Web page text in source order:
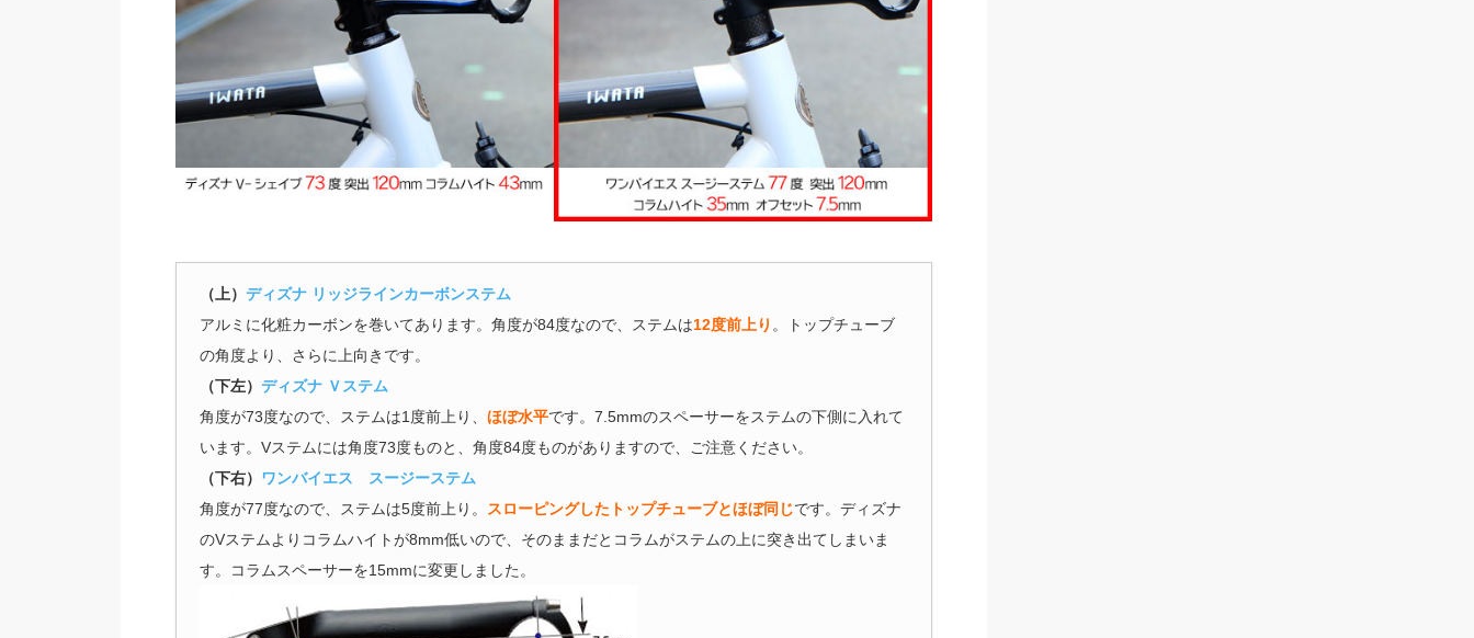
（上） ディズナ リッジラインカーボンステム
アルミに化粧カーボンを巻いてあります。角度が84度なので、ステムは12度前上り 。トップチューブ
の角度より、さらに上向きです。
（下左） ディズナ Ｖステム
角度が73度なので、ステムは1度前上り、 ほぼ水平です。7.5mmのスペーサーをステムの下側に入れて
います。Vステムには角度73度ものと、角度84度ものがありますので、ご注意ください。
（下右）
ワンバイエス スージーステム
角度が77度なので、ステムは5度前上り。
スローピングしたトップチューブとほぼ同じです。ディズナ
のVステムよりコラムハイトが8mm低いので、そのままだとコラムがステムの上に突き出てしまいま
す。コラムスペーサーを15mmに変更しました。